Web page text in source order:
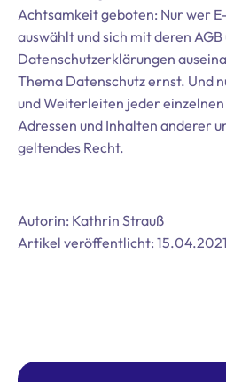
Achtsamkeit geboten: Nur wer
auswählt und sich mit deren AGB
Datenschutzerklärungen
Thema Datenschutz ernst. Und
und Weiterleiten jeder
Adressen und Inhalten anderer
geltendes Recht.
Autorin: Kathrin Strauß
Artikel veröffentlicht: 15.04.2021